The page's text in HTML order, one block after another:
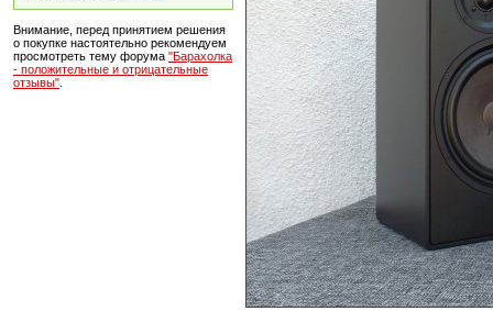
Внимание, перед принятием решения
о покупке настоятельно рекомендуем
просмотреть тему форума "Барахолка
- положительные и отрицательные
отзывы"